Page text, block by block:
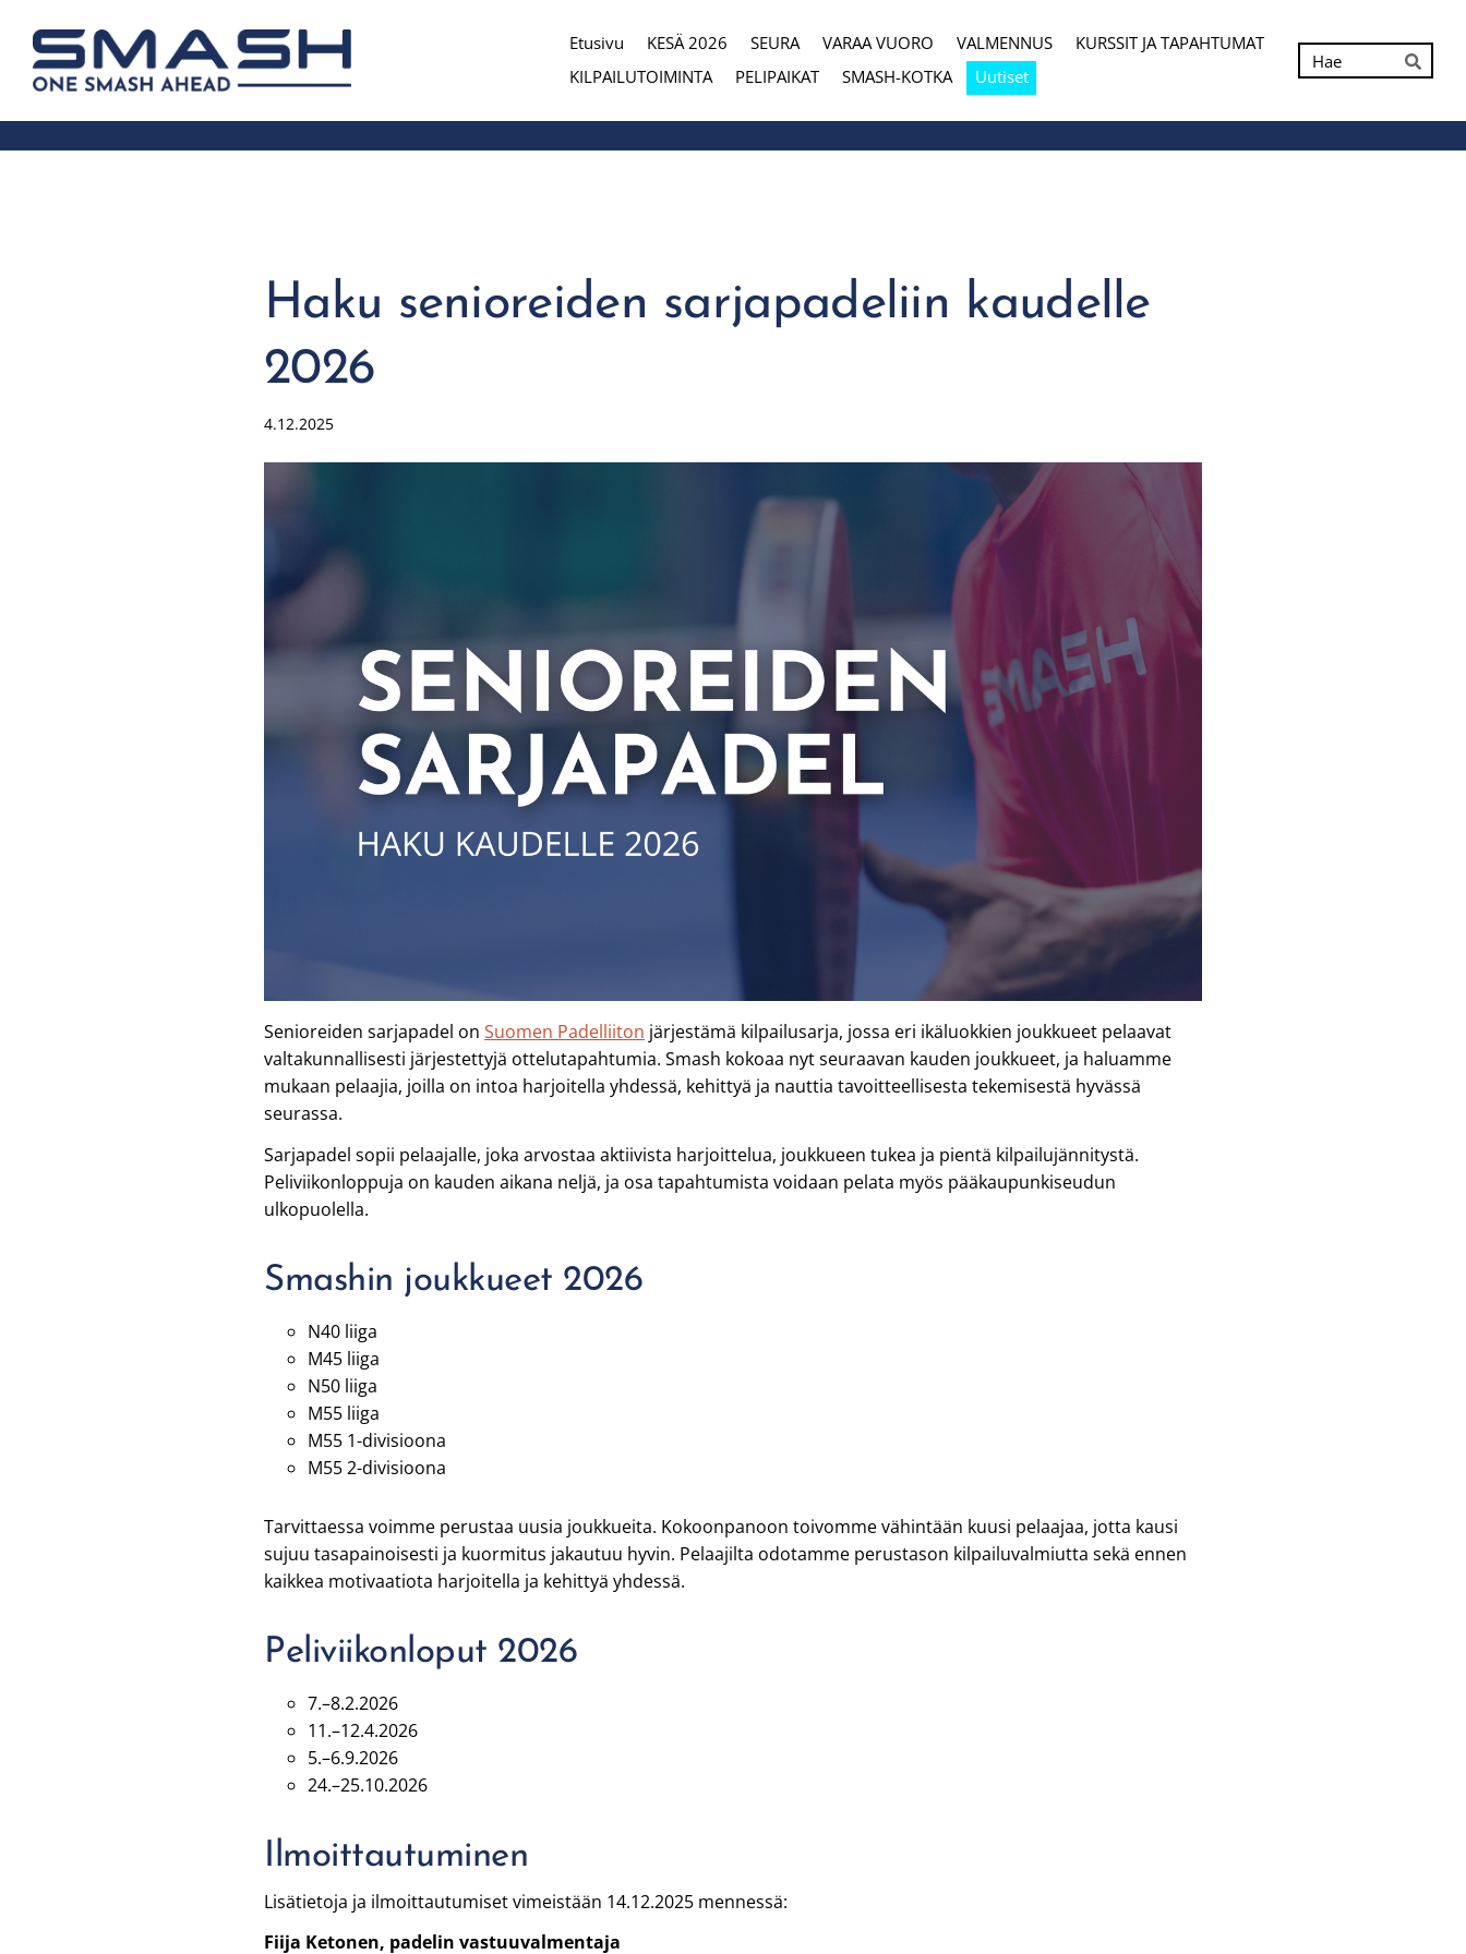
Siirry
sivun
sisältöön
Smash ry - Suomen suurin mailapeliseura
Etusivu KESÄ 2026 SEURA VARAA VUORO VALMENNUS
KURSSIT JA TAPAHTUMAT
KILPAILUTOIMINTA
PELIPAIKAT SMASH-KOTKA Uutiset Hae
Haku senioreiden sarjapadeliin kaudelle
2026
4.12.2025
Senioreiden sarjapadel on Suomen Padelliiton järjestämä kilpailusarja, jossa eri ikäluokkien joukkueet pelaavat
valtakunnallisesti järjestettyjä ottelutapahtumia. Smash kokoaa nyt seuraavan kauden joukkueet, ja haluamme
mukaan pelaajia, joilla on intoa harjoitella yhdessä, kehittyä ja nauttia tavoitteellisesta tekemisestä hyvässä
seurassa.
Sarjapadel sopii pelaajalle, joka arvostaa aktiivista harjoittelua, joukkueen tukea ja pientä kilpailujännitystä.
Peliviikonloppuja on kauden aikana neljä, ja osa tapahtumista voidaan pelata myös pääkaupunkiseudun
ulkopuolella.
Smashin joukkueet 2026
N40 liiga
M45 liiga
N50 liiga
M55 liiga
M55 1-divisioona
M55 2-divisioona
Tarvittaessa voimme perustaa uusia joukkueita. Kokoonpanoon toivomme vähintään kuusi pelaajaa, jotta kausi
sujuu tasapainoisesti ja kuormitus jakautuu hyvin. Pelaajilta odotamme perustason kilpailuvalmiutta sekä ennen
kaikkea motivaatiota harjoitella ja kehittyä yhdessä.
Peliviikonloput 2026
7.–8.2.2026
11.–12.4.2026
5.–6.9.2026
24.–25.10.2026
Ilmoittautuminen
Lisätietoja ja ilmoittautumiset vimeistään 14.12.2025 mennessä:
Fiija Ketonen, padelin vastuuvalmentaja